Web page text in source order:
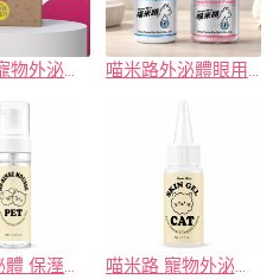
喵米路 寵物外泌體 凍晶安瓶(貓用) 喵米路外泌體眼用保養液
寵物外泌體 保溼免洗潔淨慕斯 喵米路 寵物外泌體 舒緩皮膚凝膠 (貓用)